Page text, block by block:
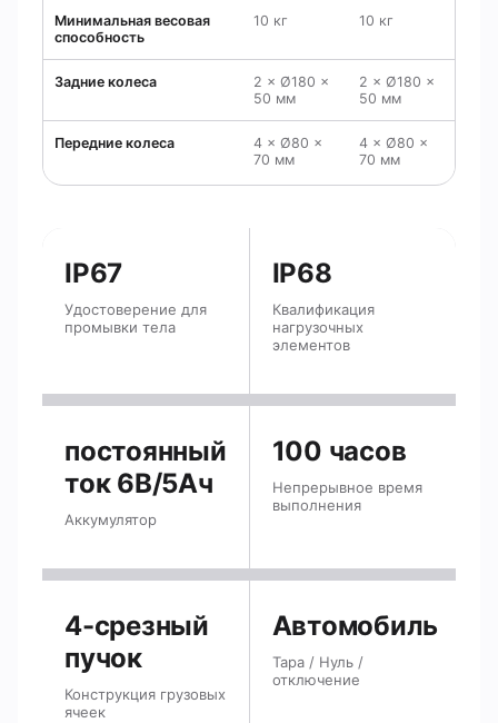
Минимальная весовая
способность
10 кг 10 кг
Задние колеса
2 × Ø180 ×
50 мм
2 × Ø180 ×
50 мм
Передние колеса
4 × Ø80 ×
70 мм
4 × Ø80 ×
70 мм
IP67
Удостоверение для
промывки тела
IP68
Квалификация
нагрузочных
элементов
постоянный
ток 6В/5Ач
Аккумулятор
100 часов
Непрерывное время
выполнения
4-срезный
пучок
Конструкция грузовых
ячеек
Автомобиль
Тара / Нуль /
отключение